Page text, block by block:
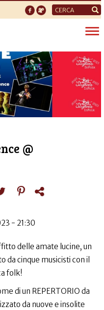
Form
di
ricerca
@
- 21:30
delle amate lucine, un
cinque musicisti con il
folk!
di un REPERTORIO da
da nuove e insolite